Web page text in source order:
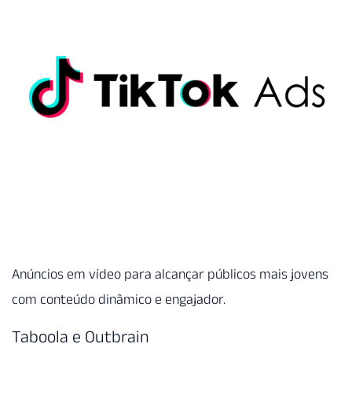
Anúncios em vídeo para alcançar públicos mais jovens
com conteúdo dinâmico e engajador.
Taboola e Outbrain